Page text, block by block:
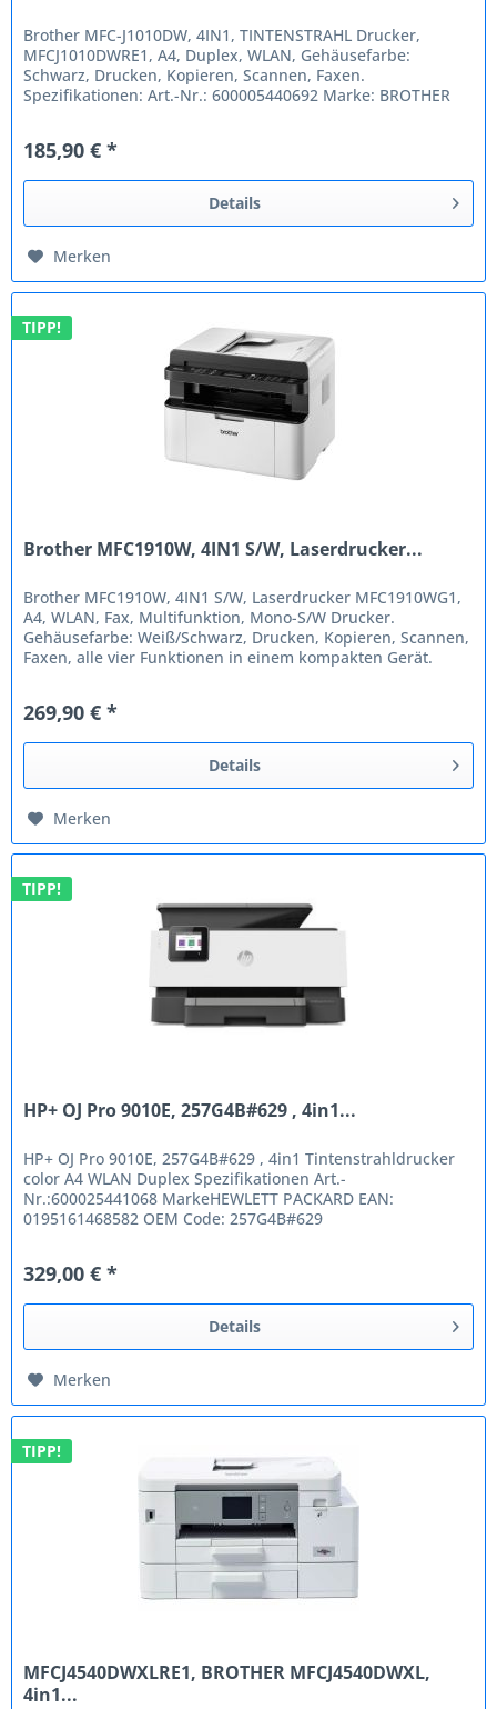
Brother MFC-J1010DW, 4IN1, TINTENSTRAHL Drucker,
MFCJ1010DWRE1, A4, Duplex, WLAN, Gehäusefarbe:
Schwarz, Drucken, Kopieren, Scannen, Faxen.
Spezifikationen: Art.-Nr.: 600005440692 Marke: BROTHER
185,90 € *
Details
Merken
TIPP!
Brother MFC1910W, 4IN1 S/W, Laserdrucker...
Brother MFC1910W, 4IN1 S/W, Laserdrucker MFC1910WG1,
A4, WLAN, Fax, Multifunktion, Mono-S/W Drucker.
Gehäusefarbe: Weiß/Schwarz, Drucken, Kopieren, Scannen,
Faxen, alle vier Funktionen in einem kompakten Gerät.
269,90 € *
Details
Merken
TIPP!
HP+ OJ Pro 9010E, 257G4B#629 , 4in1...
HP+ OJ Pro 9010E, 257G4B#629 , 4in1 Tintenstrahldrucker
color A4 WLAN Duplex Spezifikationen Art.-
Nr.:600025441068 MarkeHEWLETT PACKARD EAN:
0195161468582 OEM Code: 257G4B#629
329,00 € *
Details
Merken
TIPP!
MFCJ4540DWXLRE1, BROTHER MFCJ4540DWXL,
4in1...